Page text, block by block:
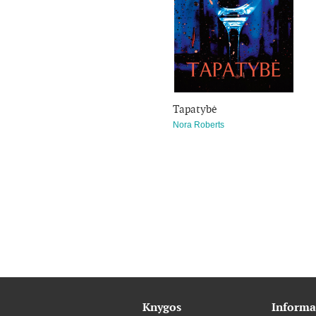
Tapatybė
Nora Roberts
Knygos